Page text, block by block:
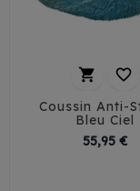
 
Coussin Anti-
Bleu Ciel
55,95 €